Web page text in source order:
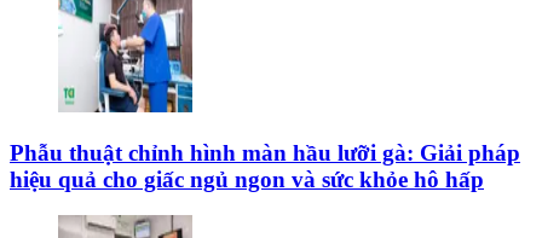
Phẫu thuật chỉnh hình màn hầu lưỡi gà: Giải pháp
hiệu quả cho giấc ngủ ngon và sức khỏe hô hấp